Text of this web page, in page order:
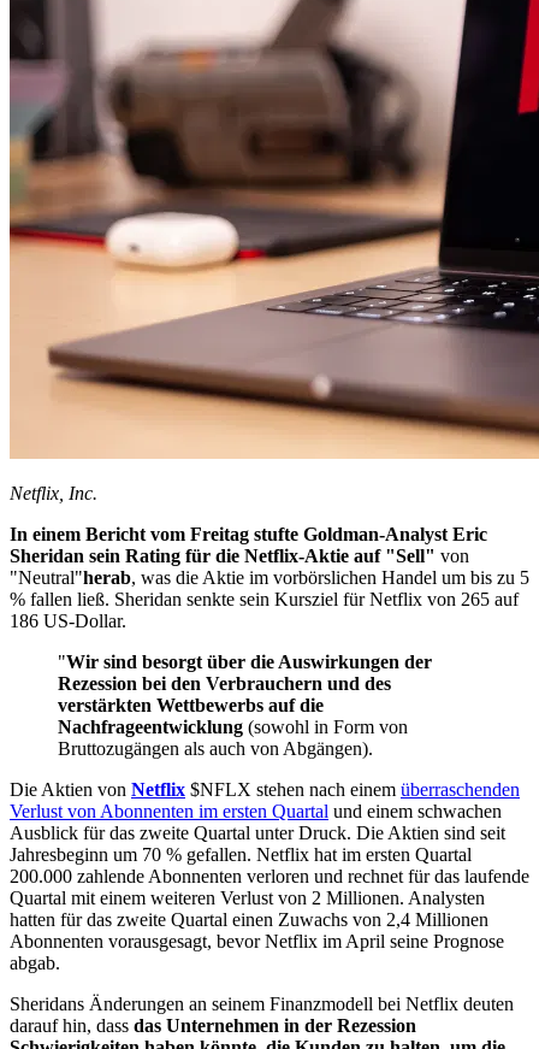
Netflix, Inc.
In einem Bericht vom Freitag stufte Goldman-Analyst Eric
Sheridan sein Rating für die Netflix-Aktie auf "Sell" von
"Neutral"herab, was die Aktie im vorbörslichen Handel um bis zu 5
% fallen ließ. Sheridan senkte sein Kursziel für Netflix von 265 auf
186 US-Dollar.
"Wir sind besorgt über die Auswirkungen der
Rezession bei den Verbrauchern und des
verstärkten Wettbewerbs auf die
Nachfrageentwicklung (sowohl in Form von
Bruttozugängen als auch von Abgängen).
Die Aktien von Netflix $NFLX stehen nach einem überraschenden
Verlust von Abonnenten im ersten Quartal und einem schwachen
Ausblick für das zweite Quartal unter Druck. Die Aktien sind seit
Jahresbeginn um 70 % gefallen. Netflix hat im ersten Quartal
200.000 zahlende Abonnenten verloren und rechnet für das laufende
Quartal mit einem weiteren Verlust von 2 Millionen. Analysten
hatten für das zweite Quartal einen Zuwachs von 2,4 Millionen
Abonnenten vorausgesagt, bevor Netflix im April seine Prognose
abgab.
Sheridans Änderungen an seinem Finanzmodell bei Netflix deuten
darauf hin, dass das Unternehmen in der Rezession